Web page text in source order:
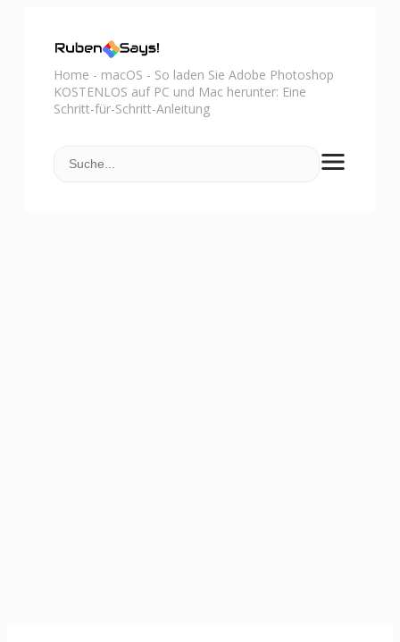
Home - macOS - So laden Sie Adobe Photoshop
KOSTENLOS auf PC und Mac herunter: Eine
Schritt-für-Schritt-Anleitung